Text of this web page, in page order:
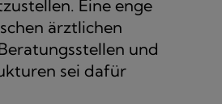
Eine enge
ärztlichen
und
sei dafür